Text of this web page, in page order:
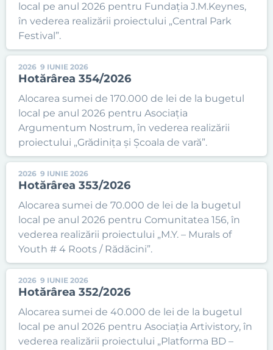
local pe anul 2026 pentru Fundația J.M.Keynes,
în vederea realizării proiectului „Central Park
Festival”.
2026 9 IUNIE 2026
Hotărârea 354/2026
Alocarea sumei de 170.000 de lei de la bugetul
local pe anul 2026 pentru Asociația
Argumentum Nostrum, în vederea realizării
proiectului „Grădinița și Școala de vară”.
2026 9 IUNIE 2026
Hotărârea 353/2026
Alocarea sumei de 70.000 de lei de la bugetul
local pe anul 2026 pentru Comunitatea 156, în
vederea realizării proiectului „M.Y. – Murals of
Youth # 4 Roots / Rădăcini”.
2026 9 IUNIE 2026
Hotărârea 352/2026
Alocarea sumei de 40.000 de lei de la bugetul
local pe anul 2026 pentru Asociația Artivistory, în
vederea realizării proiectului „Platforma BD –